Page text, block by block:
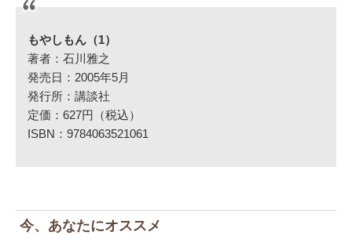
もやしもん（1）
著者：石川雅之
発売日：2005年5月
発行所：講談社
定価：627円（税込）
ISBN：9784063521061
今、あなたにオススメ